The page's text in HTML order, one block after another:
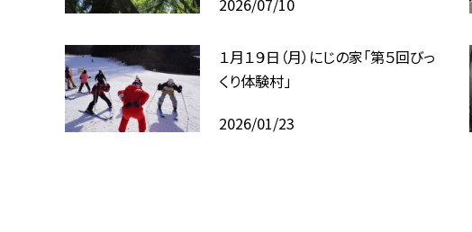
2026/07/10
１月１９日（月）にじの家「第５回びっ
くり体験村」
2026/01/23